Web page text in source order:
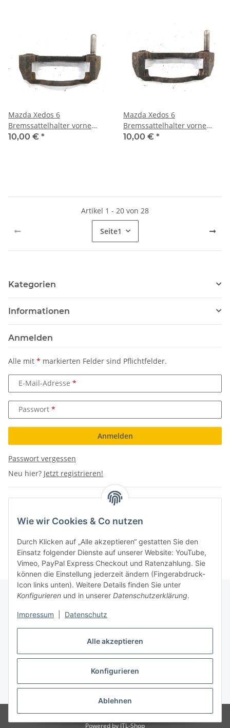
Alle akzeptieren
Konfigurieren
Ablehnen
Wie wir Cookies & Co nutzen
Durch Klicken auf „Alle akzeptieren“ gestatten Sie den
Einsatz folgender Dienste auf unserer Website: YouTube,
Vimeo, PayPal Express Checkout und Ratenzahlung. Sie
können die Einstellung jederzeit ändern (Fingerabdruck-
Icon links unten). Weitere Details finden Sie unter
Konfigurieren und in unserer Datenschutzerklärung.
Impressum Datenschutz
Mazda Xedos 6
Bremssattelhalter vorne
links
10,00 € *
Mazda Xedos 6
Bremssattelhalter vorne
links
10,00 € *
Artikel 1 - 20 von 28
Seite1
Kategorien
Informationen
Anmelden
Alle mit * markierten Felder sind Pflichtfelder.
E-Mail-Adresse
Passwort
Anmelden
Passwort vergessen
Neu hier? Jetzt registrieren!
Vertrag widerrufen
* Alle Preise inkl. gesetzlicher USt., zzgl.Versand
© Nipponteile Besucherzähler: 2642557
Powered byJTL-Shop